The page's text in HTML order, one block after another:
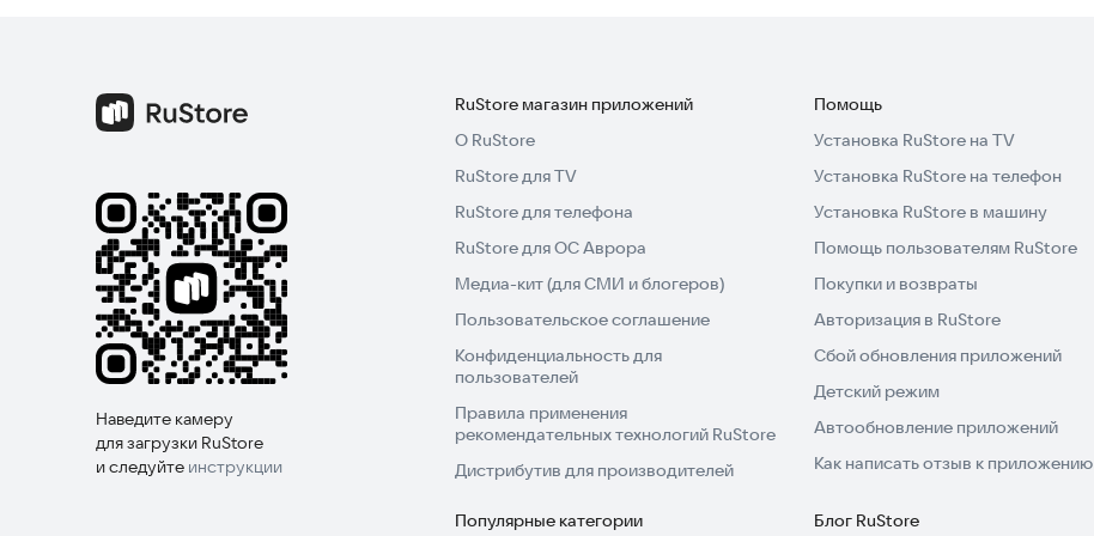
Наведите камеру
для загрузки RuStore
и следуйте инструкции
RuStore магазин приложений
О RuStore
RuStore для TV
RuStore для телефона
RuStore для ОС Аврора
Медиа-кит (для СМИ и блогеров)
Пользовательское соглашение
Конфиденциальность для
пользователей
Правила применения
рекомендательных технологий RuStore
Дистрибутив для производителей
Помощь
Установка RuStore на TV
Установка RuStore на телефон
Установка RuStore в машину
Помощь пользователям RuStore
Покупки и возвраты
Авторизация в RuStore
Сбой обновления приложений
Детский режим
Автообновление приложений
Как написать отзыв к приложению
Популярные категории Блог RuStore